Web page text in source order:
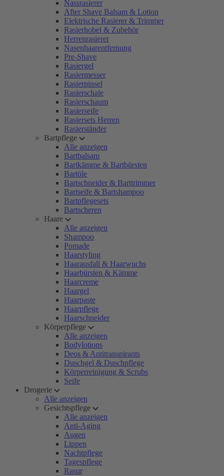
Nassrasierer
After Shave Balsam & Lotion
Elektrische Rasierer & Trimmer
Rasierhobel & Zubehör
Herrenrasierer
Nasenhaarentfernung
Pre-Shave
Rasiergel
Rasiermesser
Rasierpinsel
Rasierschale
Rasierschaum
Rasierseife
Rasiersets Herren
Rasierständer
Bartpflege
Alle anzeigen
Bartbalsam
Bartkämme & Bartbürsten
Bartöle
Bartschneider & Barttrimmer
Bartseife & Bartshampoo
Bartpflegesets
Bartscheren
Haare
Alle anzeigen
Shampoo
Pomade
Haarstyling
Haarausfall & Haarwuchs
Haarbürsten & Kämme
Haarcreme
Haargel
Haarpaste
Haarpflege
Haarschneider
Körperpflege
Alle anzeigen
Bodylotions
Deos & Antitranspirants
Duschgel & Duschpflege
Körperreinigung & Scrubs
Seife
Drogerie
Alle anzeigen
Gesichtspflege
Alle anzeigen
Anti-Aging
Augen
Lippen
Nachtpflege
Tagespflege
Rasur